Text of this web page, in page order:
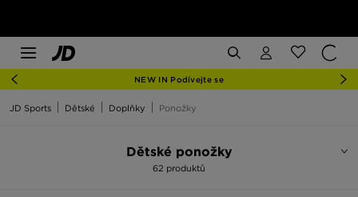
NEW IN Podívejte se
JD Sports Dětské Doplňky Ponožky
Dětské ponožky
62 produktů